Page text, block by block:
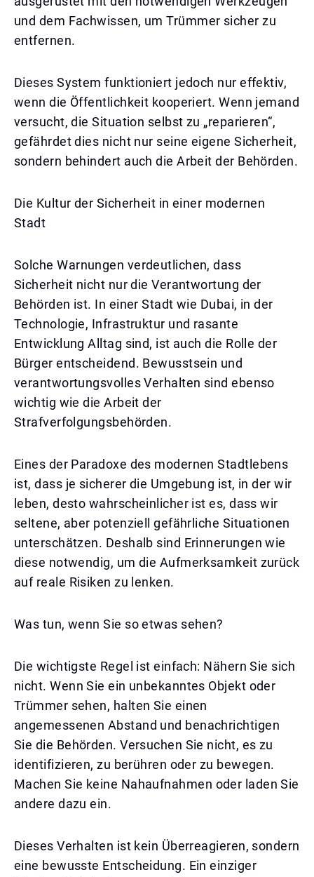
und dem Fachwissen, um Trümmer sicher zu
entfernen.
Dieses System funktioniert jedoch nur effektiv,
wenn die Öffentlichkeit kooperiert. Wenn jemand
versucht, die Situation selbst zu „reparieren“,
gefährdet dies nicht nur seine eigene Sicherheit,
sondern behindert auch die Arbeit der Behörden.
Die Kultur der Sicherheit in einer modernen
Stadt
Solche Warnungen verdeutlichen, dass
Sicherheit nicht nur die Verantwortung der
Behörden ist. In einer Stadt wie Dubai, in der
Technologie, Infrastruktur und rasante
Entwicklung Alltag sind, ist auch die Rolle der
Bürger entscheidend. Bewusstsein und
verantwortungsvolles Verhalten sind ebenso
wichtig wie die Arbeit der
Strafverfolgungsbehörden.
Eines der Paradoxe des modernen Stadtlebens
ist, dass je sicherer die Umgebung ist, in der wir
leben, desto wahrscheinlicher ist es, dass wir
seltene, aber potenziell gefährliche Situationen
unterschätzen. Deshalb sind Erinnerungen wie
diese notwendig, um die Aufmerksamkeit zurück
auf reale Risiken zu lenken.
Was tun, wenn Sie so etwas sehen?
Die wichtigste Regel ist einfach: Nähern Sie sich
nicht. Wenn Sie ein unbekanntes Objekt oder
Trümmer sehen, halten Sie einen
angemessenen Abstand und benachrichtigen
Sie die Behörden. Versuchen Sie nicht, es zu
identifizieren, zu berühren oder zu bewegen.
Machen Sie keine Nahaufnahmen oder laden Sie
andere dazu ein.
Dieses Verhalten ist kein Überreagieren, sondern
eine bewusste Entscheidung. Ein einziger